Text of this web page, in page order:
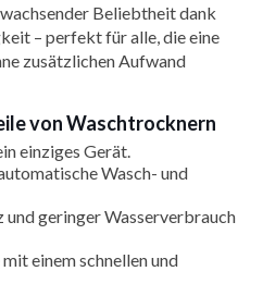
Beliebtheit dank
– perfekt für alle, die eine
zusätzlichen Aufwand
von Waschtrocknern
einziges Gerät.
Wasch- und
geringer Wasserverbrauch
einem schnellen und